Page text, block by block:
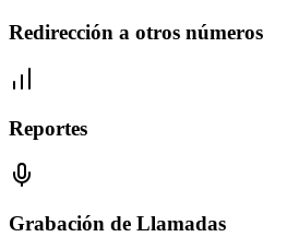
Redirección a otros números
Reportes
Grabación de Llamadas